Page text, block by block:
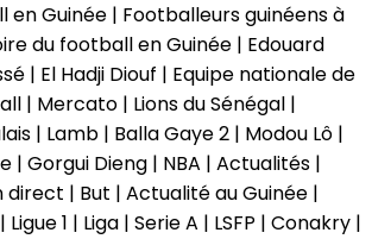
en Guinée | Footballeurs guinéens à
du football en Guinée | Edouard
| El Hadji Diouf | Equipe nationale de
| Mercato | Lions du Sénégal |
| Lamb | Balla Gaye 2 | Modou Lô |
| Gorgui Dieng | NBA | Actualités |
direct | But | Actualité au Guinée |
1 | Liga | Serie A | LSFP | Conakry |